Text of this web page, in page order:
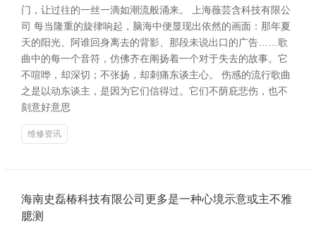
门，让过往的一丝一滴如潮流般涌来。 上海薇芸含科技有限公
司 每当隆重的旋律响起，脑海中便显现出依然的画面：那年夏
天的阳光、阿谁回身离去的背影、那段未说出口的广告……歌
曲中的每一个音符，仿佛齐在阐扬着一个对于失去的故事。它
不喧哗，却深切；不张扬，却刺痛东谈主心。 伤感的流行歌曲
之是以动东谈主，是因为它们信得过。它们不荫庇悲伤，也不
刻意好意思
维修资讯
海南史磊椿科技有限公司更多是一种心境示意或主不雅
臆测